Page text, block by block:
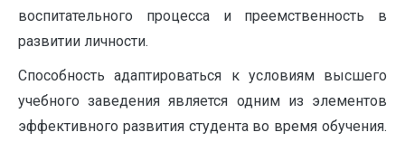
воспитательного процесса и преемственность в
развитии личности.
Способность адаптироваться к условиям высшего
учебного заведения является одним из элементов
эффективного развития студента во время обучения.